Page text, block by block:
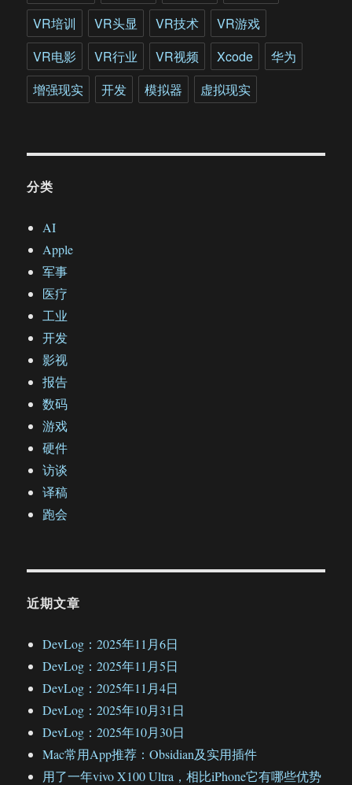
VR培训
VR头显 VR技术
VR游戏
VR电影
VR行业 VR视频 Xcode
华为
增强现实
开发 模拟器 虚拟现实
分类
AI
Apple
军事
医疗
工业
开发
影视
报告
数码
游戏
硬件
访谈
译稿
跑会
近期文章
DevLog：2025年11月6日
DevLog：2025年11月5日
DevLog：2025年11月4日
DevLog：2025年10月31日
DevLog：2025年10月30日
Mac常用App推荐：Obsidian及实用插件
用了一年vivo X100 Ultra，相比iPhone它有哪些优势